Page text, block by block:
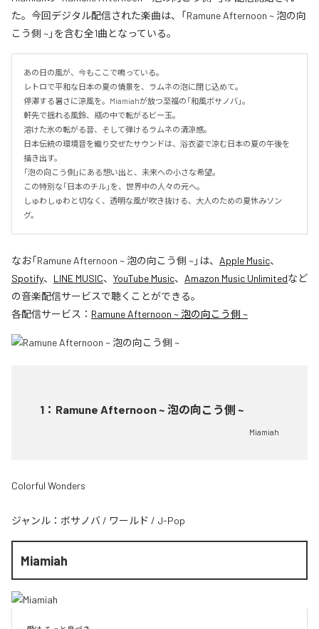
た。今回デジタル配信された楽曲は、「Ramune Afternoon ~ 泡の向
こう側 ~」を含む全1曲となっている。
あの日の風が、今もここで鳴っている。
レトロで平和な日本の夏の情景を、ラムネの泡に閉じ込めて。
停滞する暑さに涼風を。Miamiahが放つ至福の「和風ボサノバ」。
軒先で揺れる風鈴、瓶の中で転がるビー玉。
溶けた氷の転がる音、そして弾けるラムネの清涼感。
日本伝統の環境音を織り交ぜたサウンドは、浴衣姿で涼む日本の夏の午後を
描き出す。
「泡の向こう側」にある想い出と、未来への小さな希望。
この特別な「日本のチル」を、世界中の人々の元へ。
しゅわしゅわと切なく、透明な風が吹き抜ける、大人のための夏休みソン
グ。
なお「Ramune Afternoon ~ 泡の向こう側 ~」は、 Apple Music、
Spotify、 LINE MUSIC、 YouTube Music、 Amazon Music Unlimitedなど
の音楽配信サービスで聴くことができる。
各配信サービス： Ramune Afternoon ~ 泡の向こう側 ~
1 ： Ramune Afternoon ~ 泡の向こう側 ~
Miamiah
Colorful Wonders
ジャンル： ボサノバ / ワールド / J-Pop
Miamiah